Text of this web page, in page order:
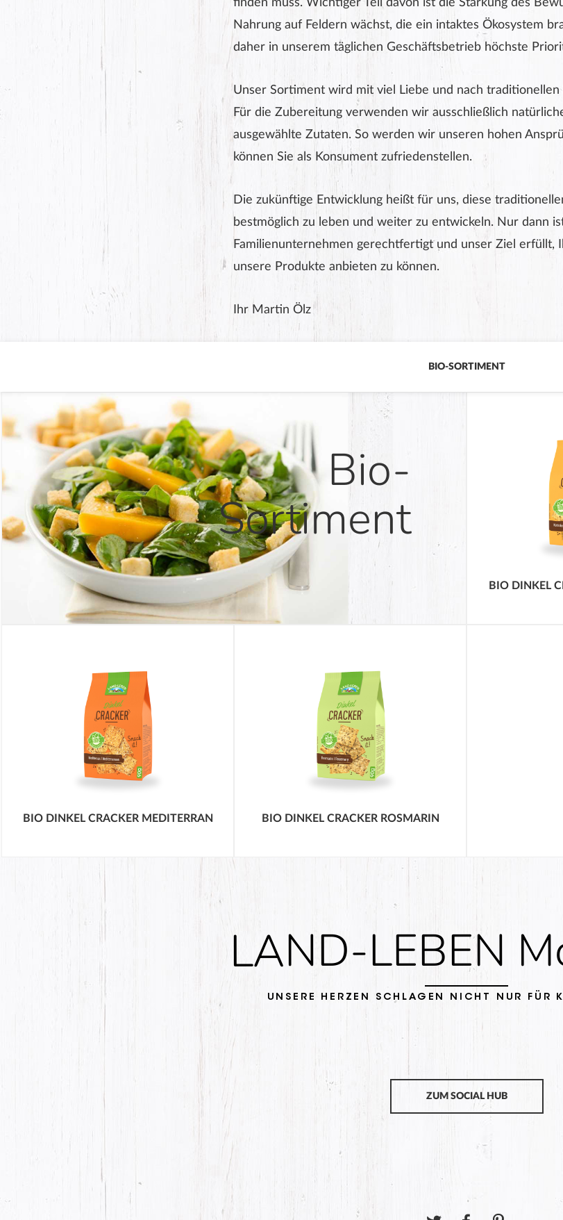
finden muss. Wichtiger Teil davon ist die Stärkung des
Nahrung auf Feldern wächst, die ein intaktes Ökosystem
daher in unserem täglichen Geschäftsbetrieb höchste
Unser Sortiment wird mit viel Liebe und nach traditionellen
Für die Zubereitung verwenden wir ausschließlich
ausgewählte Zutaten. So werden wir unseren hohen
können Sie als Konsument zufriedenstellen.
Die zukünftige Entwicklung heißt für uns, diese
bestmöglich zu leben und weiter zu entwickeln. Nur dann
Familienunternehmen gerechtfertigt und unser Ziel erfüllt,
unsere Produkte anbieten zu können.
Ihr Martin Ölz
BIO-SORTIMENT
Bio-
Sortiment
BIO DINKEL
BIO DINKEL CRACKER MEDITERRAN BIO DINKEL CRACKER ROSMARIN
LAND-LEBEN
UNSERE HERZEN SCHLAGEN NICHT NUR FÜR
ZUM SOCIAL HUB